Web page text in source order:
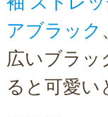
アブラック
広いブラッ
ると可愛い